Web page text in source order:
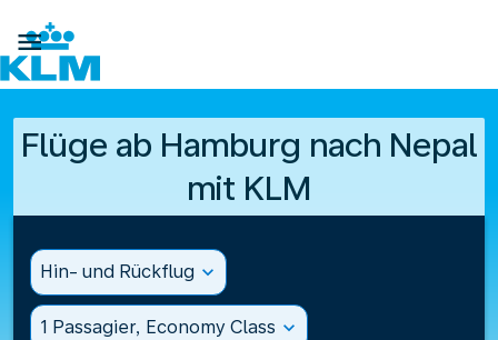

Flüge ab Hamburg nach Nepal
mit KLM
Hin- und Rückflug expand_more
1 Passagier, Economy Class expand_more